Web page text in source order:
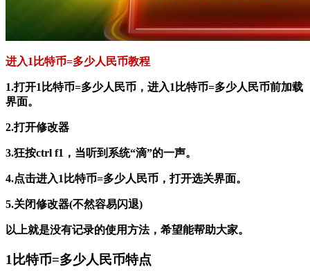
进入1比特币=多少人民币教程
1.打开1比特币=多少人民币，进入1比特币=多少人民币前加载
界面。
2.打开修改器
3.狂按ctrl f1，当听到系统“滴”的一声。
4.点击进入1比特币=多少人民币，打开选关界面。
5.关闭修改器(不然容易闪退)
以上就是没有记录的使用方法，希望能帮助大家。
1比特币=多少人民币特点